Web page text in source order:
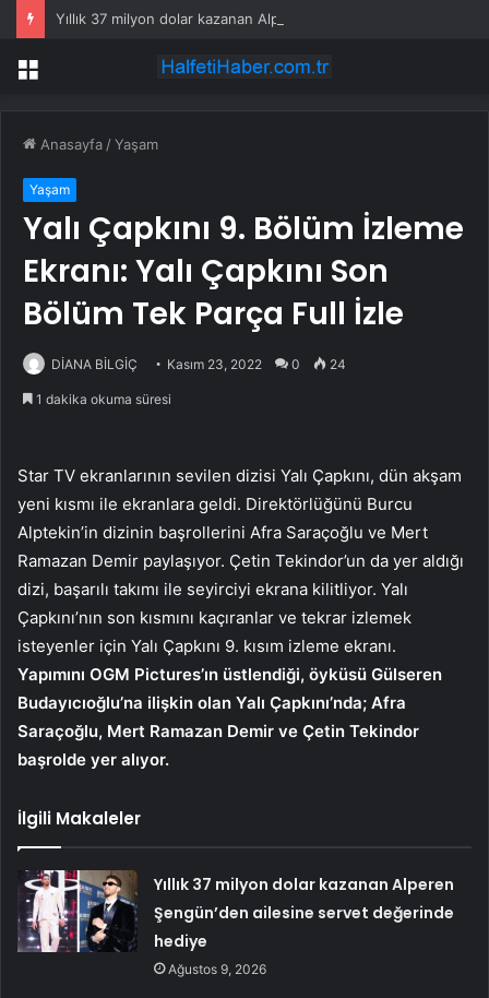
Menü
Anasayfa /Yaşam
Yaşam
Yalı Çapkını 9. Bölüm İzleme
Ekranı: Yalı Çapkını Son
Bölüm Tek Parça Full İzle
DİANA BİLGİÇ Kasım 23, 2022 0 24
1 dakika okuma süresi
Star TV ekranlarının sevilen dizisi Yalı Çapkını, dün akşam
yeni kısmı ile ekranlara geldi. Direktörlüğünü Burcu
Alptekin’in dizinin başrollerini Afra Saraçoğlu ve Mert
Ramazan Demir paylaşıyor. Çetin Tekindor’un da yer aldığı
dizi, başarılı takımı ile seyirciyi ekrana kilitliyor. Yalı
Çapkını’nın son kısmını kaçıranlar ve tekrar izlemek
isteyenler için Yalı Çapkını 9. kısım izleme ekranı.
Yapımını OGM Pictures’ın üstlendiği, öyküsü Gülseren
Budayıcıoğlu’na ilişkin olan Yalı Çapkını’nda; Afra
Saraçoğlu, Mert Ramazan Demir ve Çetin Tekindor
başrolde yer alıyor.
İlgili Makaleler
Yıllık 37 milyon dolar kazanan Alperen
Şengün’den ailesine servet değerinde
hediye
Ağustos 9, 2026